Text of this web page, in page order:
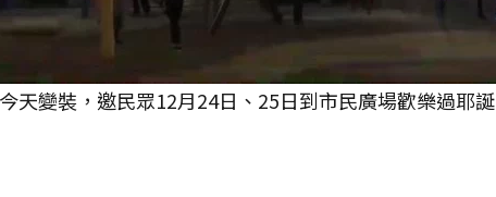
天變裝，邀民眾12月24日、25日到市民廣場歡樂過耶誕